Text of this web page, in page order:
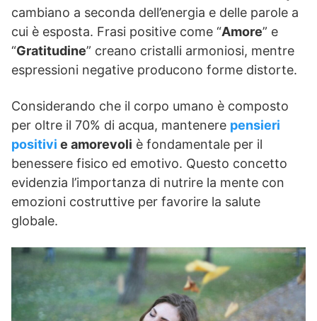
cambiano a seconda dell’energia e delle parole a
cui è esposta. Frasi positive come “Amore” e
“Gratitudine” creano cristalli armoniosi, mentre
espressioni negative producono forme distorte.
Considerando che il corpo umano è composto
per oltre il 70% di acqua, mantenere pensieri
positivi e amorevoli è fondamentale per il
benessere fisico ed emotivo. Questo concetto
evidenzia l’importanza di nutrire la mente con
emozioni costruttive per favorire la salute
globale.